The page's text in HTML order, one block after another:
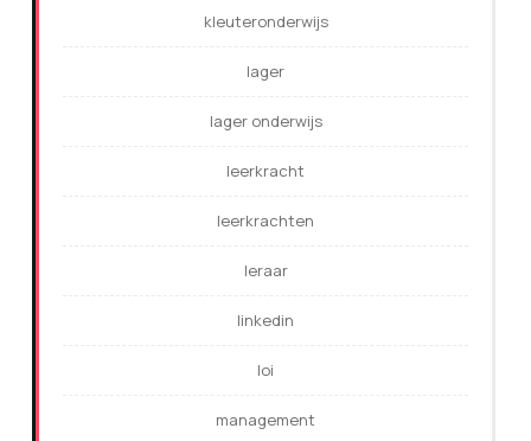
kleuteronderwijs
lager
lager onderwijs
leerkracht
leerkrachten
leraar
linkedin
loi
management